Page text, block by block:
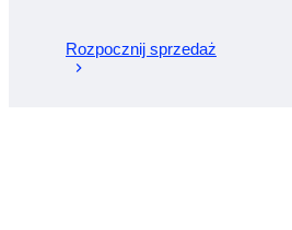
Rozpocznij sprzedaż